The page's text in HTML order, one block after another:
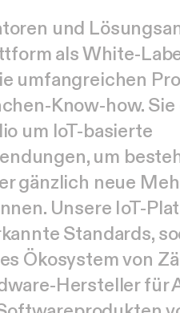
toren und Lösungsa
tform alsWhite-Lab
ie umfangreichen Pro
chen-Know-how. Sie
io um IoT-basierte
ndungen, um beste
ergänzlich neue Meh
nnen. Unsere IoT-Plat
kannte Standards, so
es Ökosystemvon Zä
ware-Hersteller für